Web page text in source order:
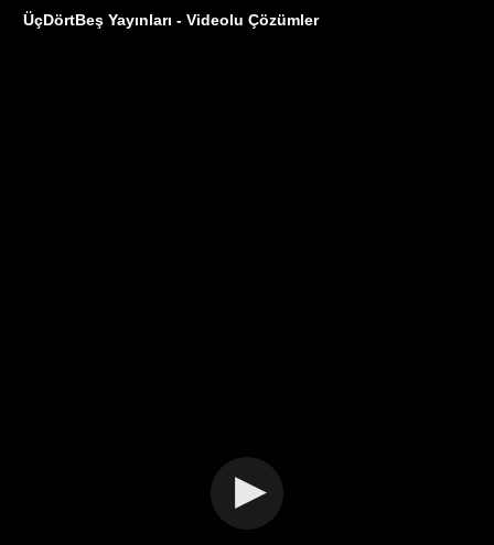
ÜçDörtBeş Yayınları - Videolu Çözümler